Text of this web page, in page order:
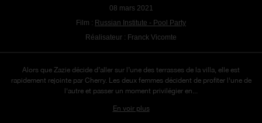
08 mars 2021
Film : Russian Institute - Pool Party
Réalisateur : Franck Vicomte
Alors que Zazie décide d’aller sur l’une des terrasses de la villa, elle est
rapidement rejointe par Cherry. Les deux femmes décident de profiter l'une de
l'autre et passer un moment privilégier en...
En voir plus